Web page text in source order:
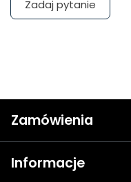
Zadaj pytanie
Zamówienia
Informacje